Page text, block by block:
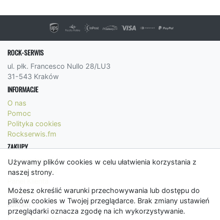
Używamy plików cookies w celu ułatwienia korzystania z
naszej strony.
Możesz określić warunki przechowywania lub dostępu do
plików cookies w Twojej przeglądarce. Brak zmiany ustawień
przeglądarki oznacza zgodę na ich wykorzystywanie.
ROCK-SERWIS
ul. płk. Francesco Nullo 28/LU3
31-543 Kraków
INFORMACJE
O nas
Pomoc
Polityka cookies
Rockserwis.fm
ZAKUPY
Formy płatności
Koszty wysyłki
Regulamin
KONTAKT
bok@rockserwis.pl